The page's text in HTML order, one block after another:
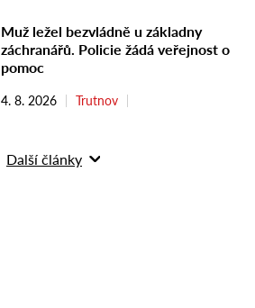
Muž ležel bezvládně u základny
záchranářů. Policie žádá veřejnost o
pomoc
4. 8. 2026 Trutnov
Další články